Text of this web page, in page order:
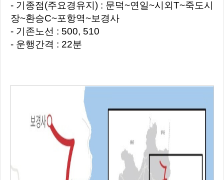
- 기종점(주요경유지) : 문덕~연일~시외T~죽도시
장~환승C~포항역~보경사
- 기존노선 : 500, 510
- 운행간격 : 22분